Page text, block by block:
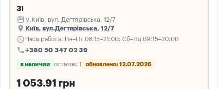
3і
storefront м.Київ, вул. Дегтярівська, 12/7
place Київ, вул.Дегтярівська, 12/7
scheduleЧасы работы: Пн–Пт 08:15–21:00; Сб–Нд 09:15–20:00
call +380 50 347 02 39
в наличии остаток: 1 обновлено: 12.07.2026
1 053.91 грн